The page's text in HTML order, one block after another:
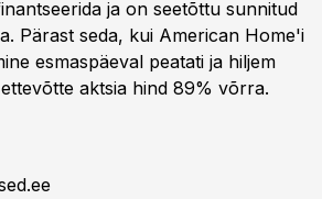
ja on seetõttu sunnitud
Pärast seda, kui American Home'i
esmaspäeval peatati ja hiljem
aktsia hind 89% võrra.